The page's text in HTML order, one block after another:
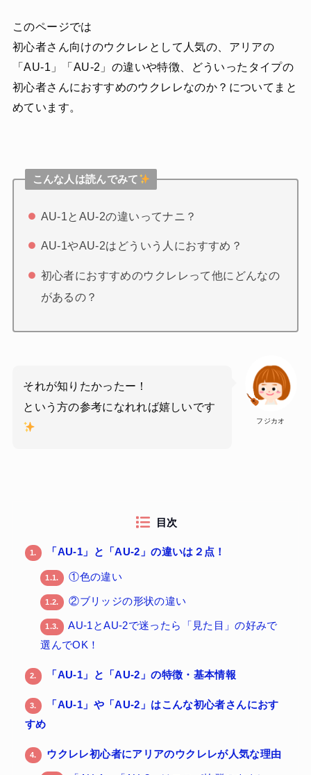
このページでは
初心者さん向けのウクレレとして人気の、アリアの
「AU-1」「AU-2」の違いや特徴、どういったタイプの
初心者さんにおすすめのウクレレなのか？についてまと
めています。
こんな人は読んでみて
AU-1とAU-2の違いってナニ？
AU-1やAU-2はどういう人におすすめ？
初心者におすすめのウクレレって他にどんなの
があるの？
フジカオ
それが知りたかったー！
という方の参考になれれば嬉しいです
目次
1. 「AU-1」と「AU-2」の違いは２点！
1.1. ①色の違い
1.2. ②ブリッジの形状の違い
1.3.
AU-1とAU-2で迷ったら「見た目」の好みで
選んでOK！
2. 「AU-1」と「AU-2」の特徴・基本情報
3.
「AU-1」や「AU-2」はこんな初心者さんにおす
すめ
4. ウクレレ初心者にアリアのウクレレが人気な理由